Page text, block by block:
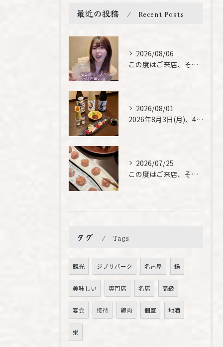
最近の投稿 Recent Posts
2026/08/06
この度はご来店、そして素敵なご紹介誠にありがとうございます✨...
2026/08/01
2026年8月3日(月)、4日(火)は、臨時休業させて頂きま...
2026/07/25
この度はご来店、そして素敵なご紹介誠にありがとうございます✨...
タグ Tags
観光 ジブリパーク 名古屋 鍋
美味しい 専門店 名店 高級
宴会 接待 鶏肉 個室 地酒
栄